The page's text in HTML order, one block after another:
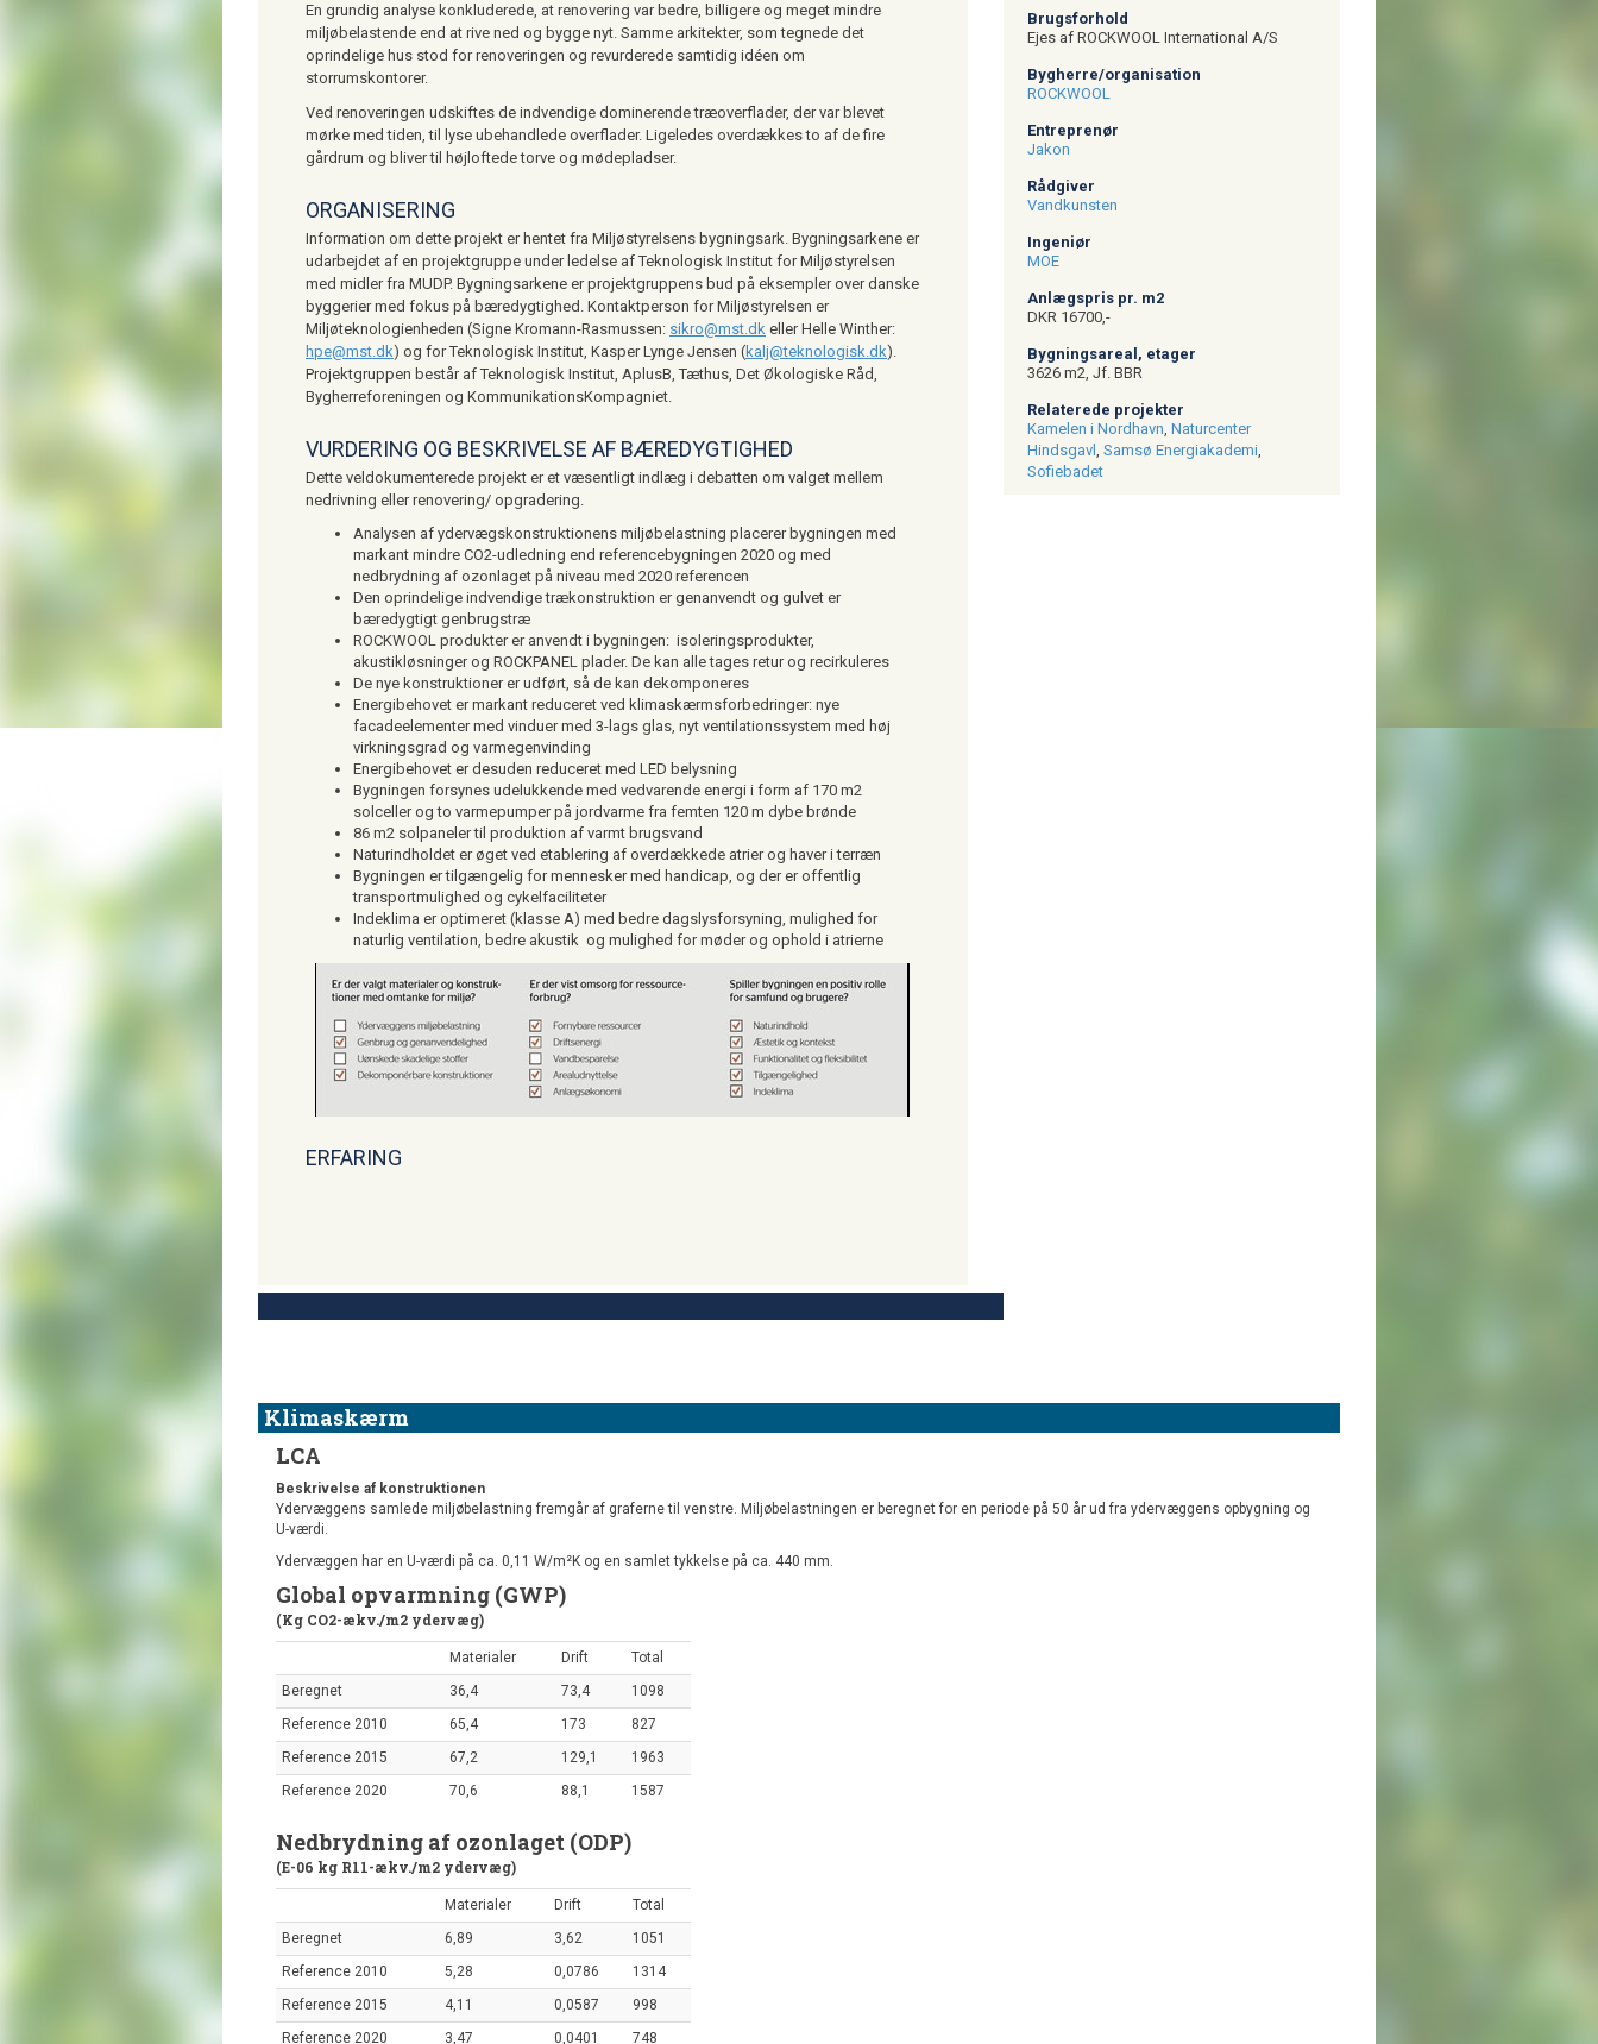
En grundig analyse konkluderede, at renovering var bedre, billigere og meget mindre
miljøbelastende end at rive ned og bygge nyt. Samme arkitekter, som tegnede det
oprindelige hus stod for renoveringen og revurderede samtidig idéen om
storrumskontorer.
Ved renoveringen udskiftes de indvendige dominerende træoverflader, der var blevet
mørke med tiden, til lyse ubehandlede overflader. Ligeledes overdækkes to af de fire
gårdrum og bliver til højloftede torve og mødepladser.
ORGANISERING
Information om dette projekt er hentet fra Miljøstyrelsens bygningsark. Bygningsarkene er
udarbejdet af en projektgruppe under ledelse af Teknologisk Institut for Miljøstyrelsen
med midler fra MUDP. Bygningsarkene er projektgruppens bud på eksempler over danske
byggerier med fokus på bæredygtighed. Kontaktperson for Miljøstyrelsen er
Miljøteknologienheden (Signe Kromann-Rasmussen: sikro@mst.dk eller Helle Winther:
hpe@mst.dk) og for Teknologisk Institut, Kasper Lynge Jensen (kalj@teknologisk.dk).
Projektgruppen består af Teknologisk Institut, AplusB, Tæthus, Det Økologiske Råd,
Bygherreforeningen og KommunikationsKompagniet.
VURDERING OG BESKRIVELSE AF BÆREDYGTIGHED
Dette veldokumenterede projekt er et væsentligt indlæg i debatten om valget mellem
nedrivning eller renovering/ opgradering.
Analysen af ydervægskonstruktionens miljøbelastning placerer bygningen med
markant mindre CO2-udledning end referencebygningen 2020 og med
nedbrydning af ozonlaget på niveau med 2020 referencen
Den oprindelige indvendige trækonstruktion er genanvendt og gulvet er
bæredygtigt genbrugstræ
ROCKWOOL produkter er anvendt i bygningen: isoleringsprodukter,
akustikløsninger og ROCKPANEL plader. De kan alle tages retur og recirkuleres
De nye konstruktioner er udført, så de kan dekomponeres
Energibehovet er markant reduceret ved klimaskærmsforbedringer: nye
facadeelementer med vinduer med 3-lags glas, nyt ventilationssystem med høj
virkningsgrad og varmegenvinding
Energibehovet er desuden reduceret med LED belysning
Bygningen forsynes udelukkende med vedvarende energi i form af 170 m2
solceller og to varmepumper på jordvarme fra femten 120 m dybe brønde
86 m2 solpaneler til produktion af varmt brugsvand
Naturindholdet er øget ved etablering af overdækkede atrier og haver i terræn
Bygningen er tilgængelig for mennesker med handicap, og der er offentlig
transportmulighed og cykelfaciliteter
Indeklima er optimeret (klasse A) med bedre dagslysforsyning, mulighed for
naturlig ventilation, bedre akustik og mulighed for møder og ophold i atrierne
ERFARING
Brugsforhold
Ejes af ROCKWOOL International A/S
Bygherre/organisation
ROCKWOOL
Entreprenør
Jakon
Rådgiver
Vandkunsten
Ingeniør
MOE
Anlægspris pr. m2
DKR 16700,-
Bygningsareal, etager
3626 m2, Jf. BBR
Relaterede projekter
Kamelen i Nordhavn, Naturcenter
Hindsgavl , Samsø Energiakademi,
Sofiebadet
Klimaskærm
LCA
Beskrivelse af konstruktionen
Ydervæggens samlede miljøbelastning fremgår af graferne til venstre. Miljøbelastningen er beregnet for en periode på 50 år ud fra ydervæggens opbygning og
U-værdi.
Ydervæggen har en U-værdi på ca. 0,11 W/m²K og en samlet tykkelse på ca. 440 mm.
Global opvarmning (GWP)
(Kg CO2-ækv./m2 ydervæg)
Materialer Drift
Total
Beregnet
36,4 73,4
1098
Reference 2010
65,4 173
827
Reference 2015
67,2 129,1
1963
Reference 2020
70,6 88,1 1587
Nedbrydning af ozonlaget (ODP)
(E-06 kg R11-ækv./m2 ydervæg)
Materialer Drift
Total
Beregnet
6,89 3,62
1051
Reference 2010
5,28 0,0786
1314
Reference 2015
4,11 0,0587
998
Reference 2020
3,47 0,0401 748